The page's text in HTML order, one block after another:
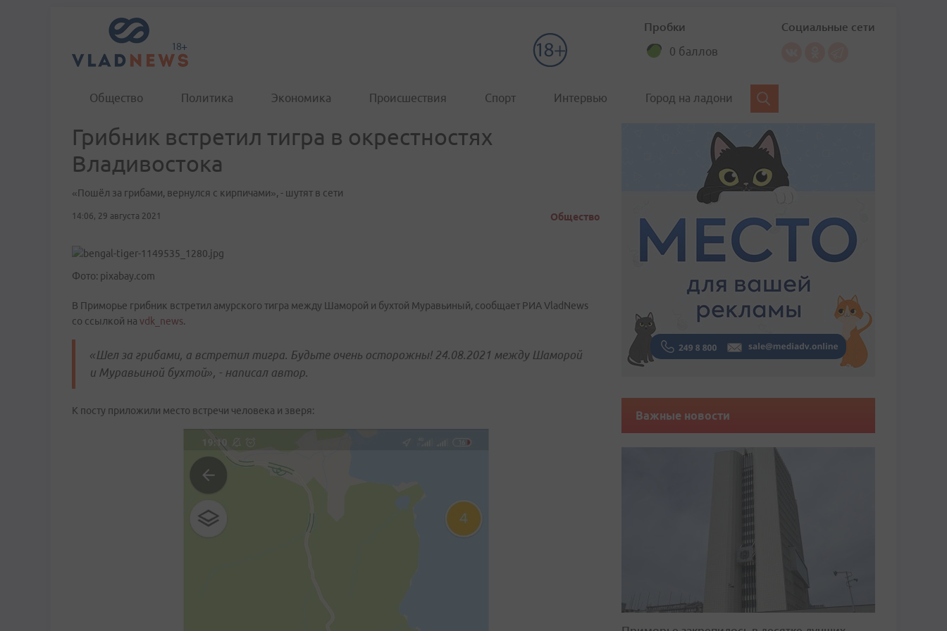
Пробки
0 баллов
Социальные сети
Общество Политика Экономика Происшествия Спорт Интервью Город на ладони
Грибник встретил тигра в окрестностях
Владивостока
«Пошёл за грибами, вернулся с кирпичами», - шутят в сети
14:06, 29 августа 2021 Общество
Фото: pixabay.com
В Приморье грибник встретил амурского тигра между Шаморой и бухтой Муравьиный, сообщает РИА VladNews
со ссылкой на vdk_news.
«Шел за грибами, а встретил тигра. Будьте очень осторожны! 24.08.2021 между Шаморой
и Муравьиной бухтой», - написал автор.
К посту приложили место встречи человека и зверя: Важные новости